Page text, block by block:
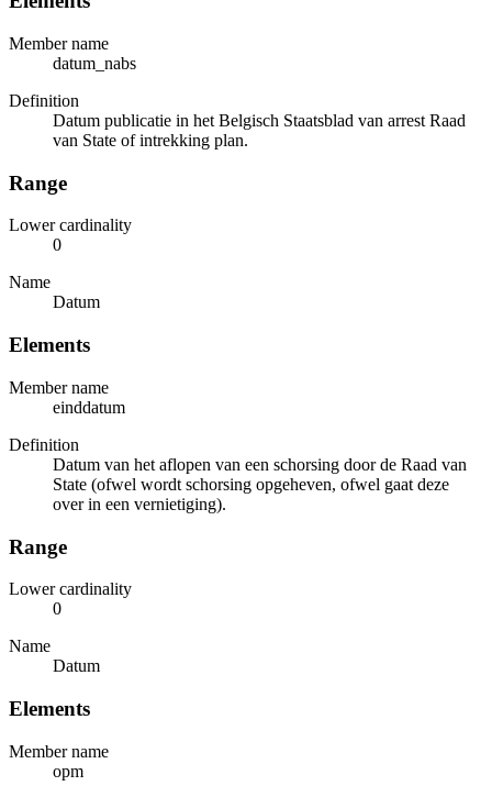
Member name
datum_nabs
Definition
Datum publicatie in het Belgisch Staatsblad van arrest Raad
van State of intrekking plan.
Range
Lower cardinality
0
Name
Datum
Elements
Member name
einddatum
Definition
Datum van het aflopen van een schorsing door de Raad van
State (ofwel wordt schorsing opgeheven, ofwel gaat deze
over in een vernietiging).
Range
Lower cardinality
0
Name
Datum
Elements
Member name
opm